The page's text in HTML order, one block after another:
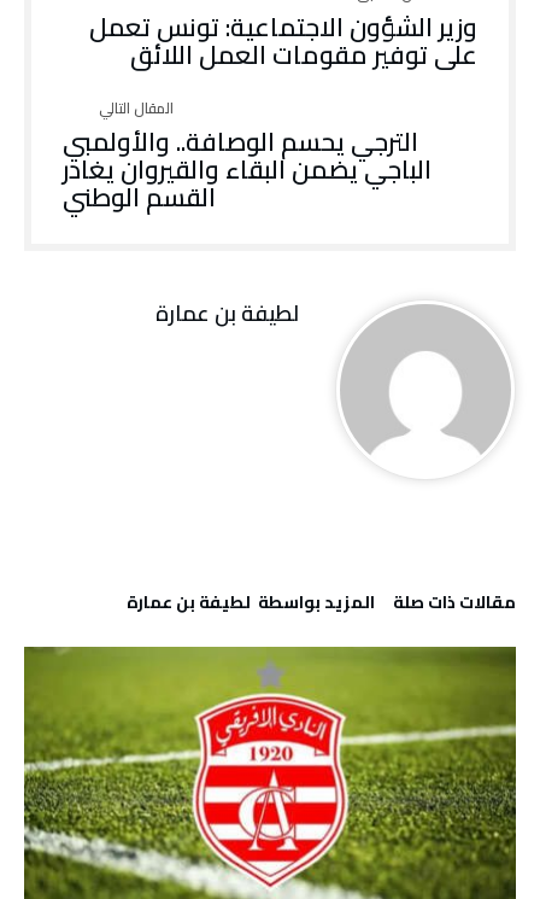
وزير الشؤون الاجتماعية: تونس تعمل
على توفير مقومات العمل اللائق
الترجي يحسم الوصافة.. والأولمبي
الباجي يضمن البقاء والقيروان يغادر
القسم الوطني
لطيفة بن عمارة
‫مقالات ذات صلة‬ ‫‫المزيد بواسطة‬ ‬ لطيفة بن عمارة